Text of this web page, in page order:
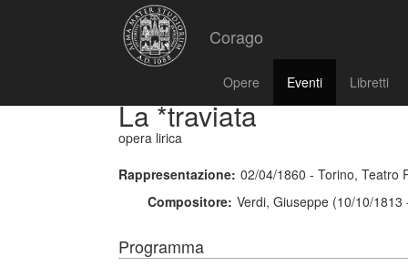
Corago
Opere Eventi Libretti
La *traviata
opera lirica
Rappresentazione: 02/04/1860 - Torino, Teatro
Compositore: Verdi, Giuseppe (10/10/
Programma